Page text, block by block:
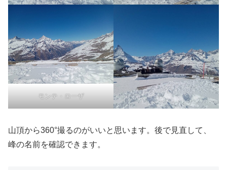
モンテ・ローザ
山頂から360°撮るのがいいと思います。後で見直して、
峰の名前を確認できます。